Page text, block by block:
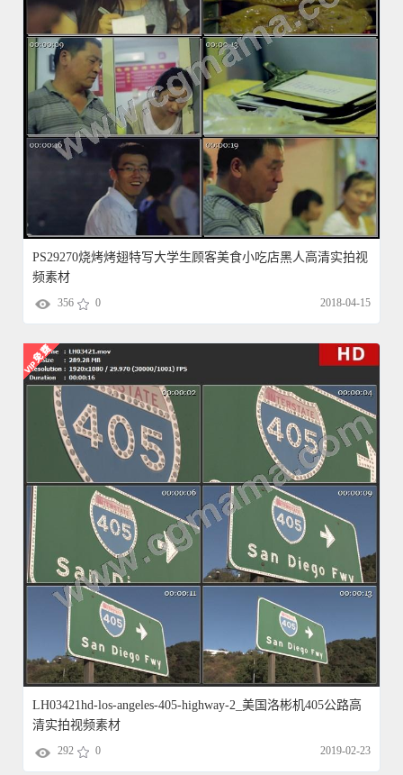
PS29270烧烤烤翅特写大学生顾客美食小吃店黑人高清实拍视
频素材
356 0 2018-04-15
LH03421hd-los-angeles-405-highway-2_美国洛彬机405公路高
清实拍视频素材
292 0 2019-02-23